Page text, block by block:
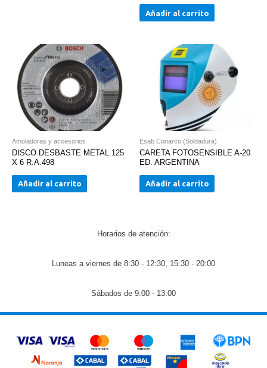
Añadir al carrito
Amoladoras y accesorios
DISCO DESBASTE METAL 125
X 6 R.A.498
Añadir al carrito
Esab Conarco (Soldadura)
CARETA FOTOSENSIBLE A-20
ED. ARGENTINA
Añadir al carrito
Horarios de atención:
Luneas a viernes de 8:30 - 12:30, 15:30 - 20:00
Sábados de 9:00 - 13:00